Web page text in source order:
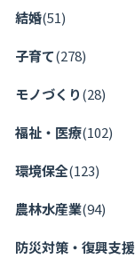
結婚(51)
子育て(278)
モノづくり(28)
福祉・医療(102)
環境保全(123)
農林水産業(94)
防災対策・復興支援